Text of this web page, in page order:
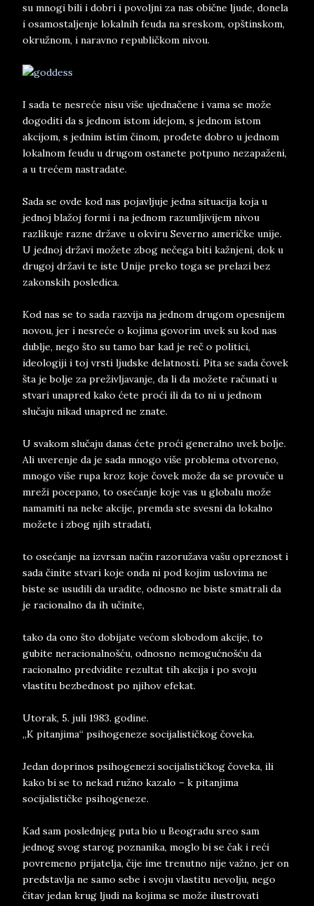
su mnogi bili i dobri i povoljni za nas obične ljude, donela
i osamostaljenje lokalnih feuda na sreskom, opštinskom,
okružnom, i naravno republičkom nivou.
I sada te nesreće nisu više ujednačene i vama se može
dogoditi da s jednom istom idejom, s jednom istom
akcijom, s jednim istim činom, prođete dobro u jednom
lokalnom feudu u drugom ostanete potpuno nezapaženi,
a u trećem nastradate.
Sada se ovde kod nas pojavljuje jedna situacija koja u
jednoj blažoj formi i na jednom razumljivijem nivou
razlikuje razne države u okviru Severno američke unije.
U jednoj državi možete zbog nečega biti kažnjeni, dok u
drugoj državi te iste Unije preko toga se prelazi bez
zakonskih posledica.
Kod nas se to sada razvija na jednom drugom opesnijem
novou, jer i nesreće o kojima govorim uvek su kod nas
dublje, nego što su tamo bar kad je reč o politici,
ideologiji i toj vrsti ljudske delatnosti. Pita se sada čovek
šta je bolje za preživljavanje, da li da možete računati u
stvari unapred kako ćete proći ili da to ni u jednom
slučaju nikad unapred ne znate.
U svakom slučaju danas ćete proći generalno uvek bolje.
Ali uverenje da je sada mnogo više problema otvoreno,
mnogo više rupa kroz koje čovek može da se provuče u
mreži pocepano, to osećanje koje vas u globalu može
namamiti na neke akcije, premda ste svesni da lokalno
možete i zbog njih stradati,
to osećanje na izvrsan način razoružava vašu opreznost i
sada činite stvari koje onda ni pod kojim uslovima ne
biste se usudili da uradite, odnosno ne biste smatrali da
je racionalno da ih učinite,
tako da ono što dobijate većom slobodom akcije, to
gubite neracionalnošću, odnosno nemogućnošću da
racionalno predvidite rezultat tih akcija i po svoju
vlastitu bezbednost po njihov efekat.
Utorak, 5. juli 1983. godine.
„K pitanjima“ psihogeneze socijalističkog čoveka.
Jedan doprinos psihogenezi socijalističkog čoveka, ili
kako bi se to nekad ružno kazalo – k pitanjima
socijalističke psihogeneze.
Kad sam poslednjeg puta bio u Beogradu sreo sam
jednog svog starog poznanika, moglo bi se čak i reći
povremeno prijatelja, čije ime trenutno nije važno, jer on
predstavlja ne samo sebe i svoju vlastitu nevolju, nego
čitav jedan krug ljudi na kojima se može ilustrovati